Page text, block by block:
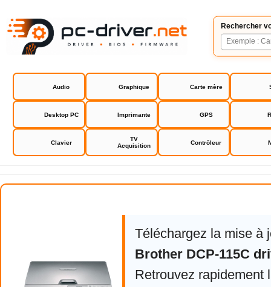
Rechercher
Audio Graphique Carte mère
Desktop PC Imprimante GPS
Clavier
TV
Acquisition
Contrôleur
Brother DCP-115C driver
Téléchargez la mise à
Brother DCP-115C
Retrouvez rapidement